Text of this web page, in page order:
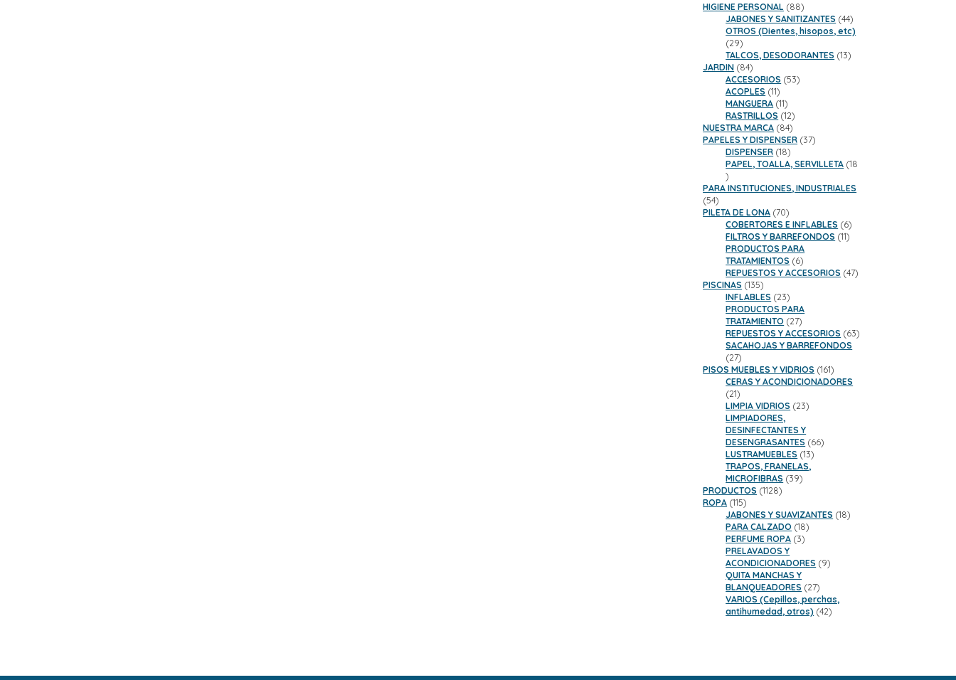
productos
HIGIENE PERSONAL 8888
productos
JABONES Y SANITIZANTES 4444
productos
OTROS (Dientes, hisopos, etc)
2929
productos
TALCOS, DESODORANTES 1313
JARDIN 8484
productos
ACCESORIOS 5353
ACOPLES 1111
productos
MANGUERA 1111
productos
RASTRILLOS 1212
productos
NUESTRA MARCA 8484
productos
PAPELES Y DISPENSER 3737
DISPENSER 1818
productos
PAPEL, TOALLA, SERVILLETA 18
18
productos
PARA INSTITUCIONES, INDUSTRIALES
5454
productos
PILETA DE LONA 7070
productos
COBERTORES E INFLABLES 66
productos
FILTROS Y BARREFONDOS 1111
PRODUCTOS PARA
TRATAMIENTOS 66
productos
REPUESTOS Y ACCESORIOS 4747
PISCINAS 135135
productos
INFLABLES 2323
productos
PRODUCTOS PARA
TRATAMIENTO 2727
productos
REPUESTOS Y ACCESORIOS 6363
SACAHOJAS Y BARREFONDOS
2727
productos
PISOS MUEBLES Y VIDRIOS 161161
productos
CERAS Y ACONDICIONADORES
2121
productos
LIMPIA VIDRIOS 2323
LIMPIADORES,
DESINFECTANTES Y
DESENGRASANTES 6666
LUSTRAMUEBLES 1313
TRAPOS, FRANELAS,
MICROFIBRAS 3939
PRODUCTOS 11281128
ROPA 115115
productos
JABONES Y SUAVIZANTES 1818
PARA CALZADO 1818
PERFUME ROPA 33
PRELAVADOS Y
ACONDICIONADORES 99
QUITA MANCHAS Y
BLANQUEADORES 2727
productos
VARIOS (Cepillos, perchas,
antihumedad, otros) 4242